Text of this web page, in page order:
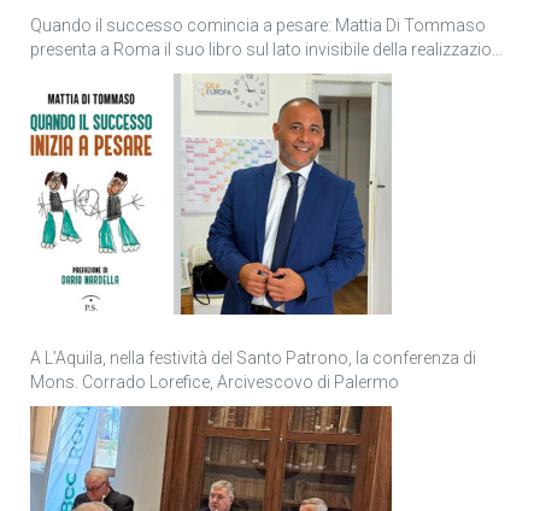
Quando il successo comincia a pesare: Mattia Di Tommaso
presenta a Roma il suo libro sul lato invisibile della realizzazione
A L’Aquila, nella festività del Santo Patrono, la conferenza di
Mons. Corrado Lorefice, Arcivescovo di Palermo